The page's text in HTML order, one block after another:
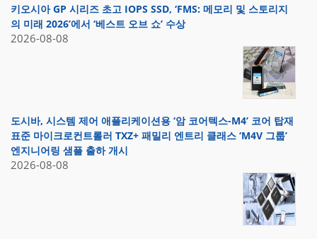
키오시아 GP 시리즈 초고 IOPS SSD, ‘FMS: 메모리 및 스토리지
의 미래 2026’에서 ‘베스트 오브 쇼’ 수상
2026-08-08
도시바, 시스템 제어 애플리케이션용 ‘암 코어텍스-M4’ 코어 탑재
표준 마이크로컨트롤러 TXZ+ 패밀리 엔트리 클래스 ‘M4V 그룹’
엔지니어링 샘플 출하 개시
2026-08-08